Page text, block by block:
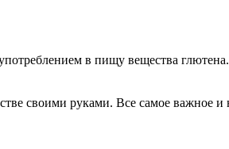
в пищу вещества
своими руками. Все самое важное и